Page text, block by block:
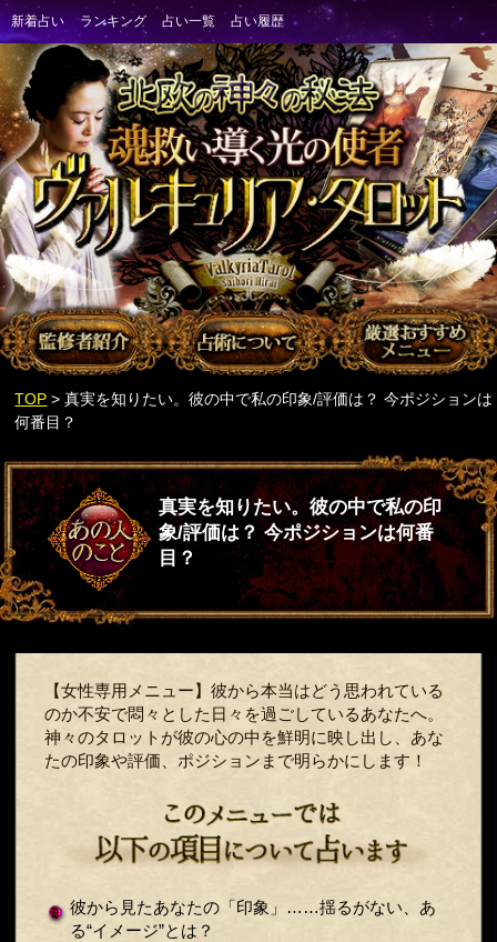
TOP > 真実を知りたい。彼の中で私の印象/評価は？ 今ポジションは
何番目？
真実を知りたい。彼の中で私の印
象/評価は？ 今ポジションは何番
目？
【女性専用メニュー】彼から本当はどう思われている
のか不安で悶々とした日々を過ごしているあなたへ。
神々のタロットが彼の心の中を鮮明に映し出し、あな
たの印象や評価、ポジションまで明らかにします！
彼から見たあなたの「印象」……揺るがない、あ
る“イメージ”とは？